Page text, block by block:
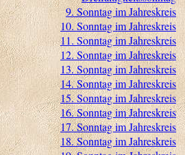
9. Sonntag im Jahreskreis
10. Sonntag im Jahreskreis
11. Sonntag im Jahreskreis
12. Sonntag im Jahreskreis
13. Sonntag im Jahreskreis
14. Sonntag im Jahreskreis
15. Sonntag im Jahreskreis
16. Sonntag im Jahreskreis
17. Sonntag im Jahreskreis
18. Sonntag im Jahreskreis